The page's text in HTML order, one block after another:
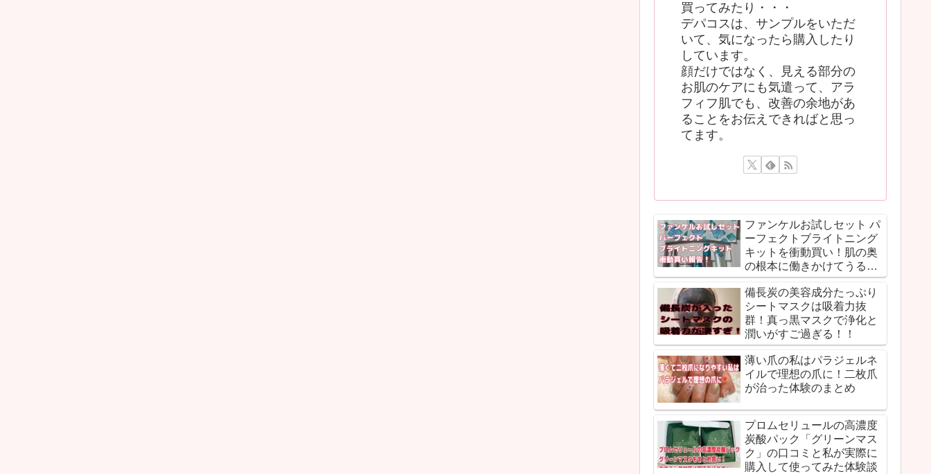
買ってみたり・・・
デパコスは、サンプルをいただ
いて、気になったら購入したり
しています。
顔だけではなく、見える部分の
お肌のケアにも気遣って、アラ
フィフ肌でも、改善の余地があ
ることをお伝えできればと思っ
てます。
ファンケルお試しセット パ
ーフェクトブライトニング
キットを衝動買い！肌の奥
の根本に働きかけてうるお
いで満たされる体験談！！
備長炭の美容成分たっぷり
シートマスクは吸着力抜
群！真っ黒マスクで浄化と
潤いがすご過ぎる！！
薄い爪の私はパラジェルネ
イルで理想の爪に！二枚爪
が治った体験のまとめ
プロムセリュールの高濃度
炭酸パック「グリーンマス
ク」の口コミと私が実際に
購入して使ってみた体験談